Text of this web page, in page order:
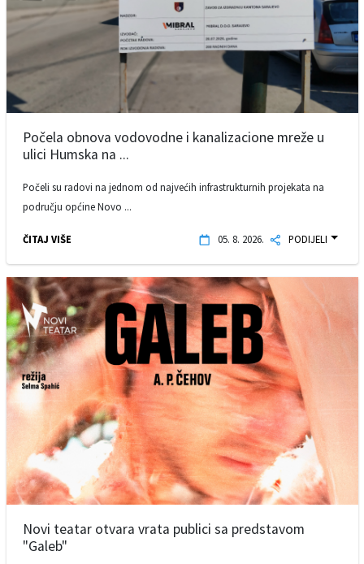
Počela obnova vodovodne i kanalizacione mreže u
ulici Humska na ...
Počeli su radovi na jednom od najvećih infrastrukturnih projekata na
području općine Novo ...
ČITAJ VIŠE 05. 8. 2026. PODIJELI
Novi teatar otvara vrata publici sa predstavom
"Galeb"